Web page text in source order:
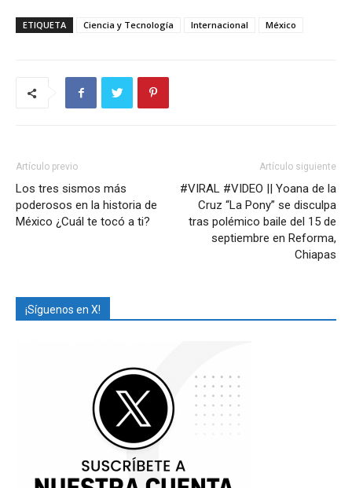
ETIQUETA Ciencia y Tecnología Internacional México
Artículo previo
Los tres sismos más
poderosos en la historia de
México ¿Cuál te tocó a ti?
Artículo siguiente
#VIRAL #VIDEO || Yoana de la
Cruz “La Pony” se disculpa
tras polémico baile del 15 de
septiembre en Reforma,
Chiapas
¡Síguenos en X!